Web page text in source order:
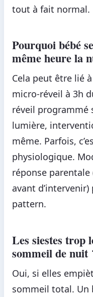
tout à fait normal.
Pourquoi bébé
même heure la
Cela peut être lié
micro-réveil à 3h
réveil programmé
lumière,
même. Parfois,
physiologique.
réponse
avant
pattern.
Les siestes trop
sommeil de nuit
Oui, si elles
sommeil total. Un